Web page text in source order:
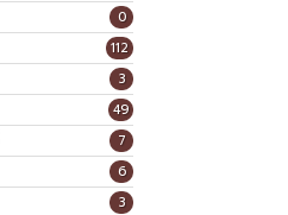
0
112
3
49
7
6
3